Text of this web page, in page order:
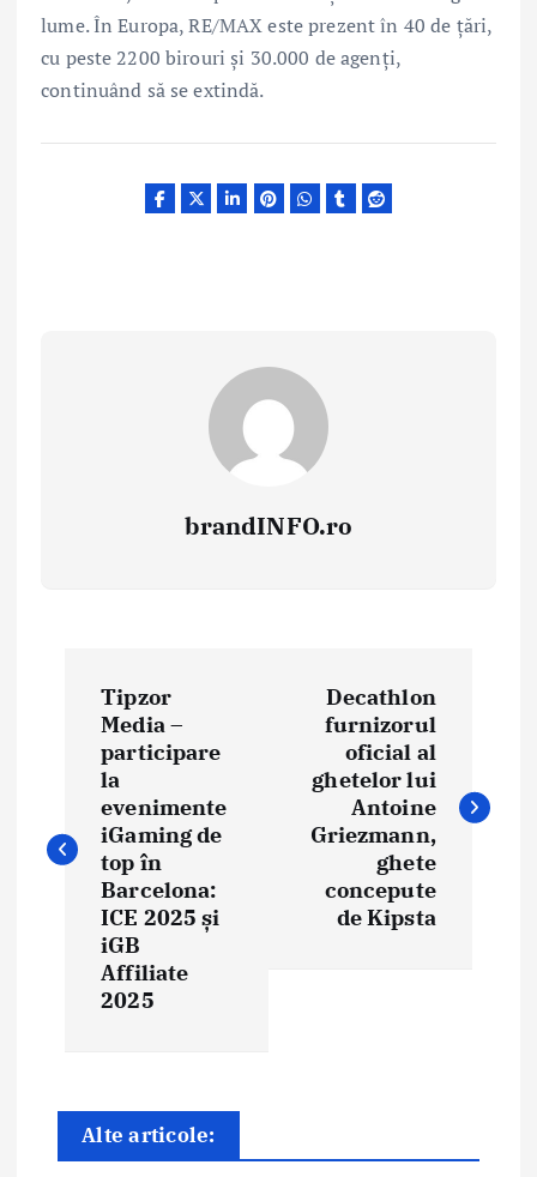
lume. În Europa, RE/MAX este prezent în 40 de țări,
cu peste 2200 birouri și 30.000 de agenți,
continuând să se extindă.
brandINFO.ro
g
n
a
Tipzor
Media –
participare
la
evenimente
iGaming de
top în
Barcelona:
ICE 2025 și
iGB
Affiliate
2025
Decathlon
furnizorul
oficial al
ghetelor lui
Antoine
Griezmann,
ghete
concepute
de Kipsta
Alte articole: